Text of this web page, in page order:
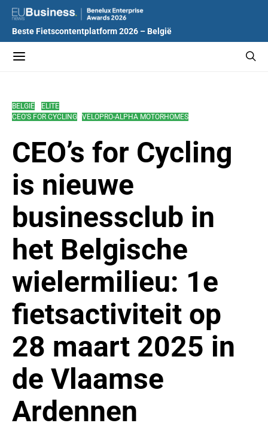
Beste Fietscontentplatform 2026 – België
BELGIË
ELITE
CEO'S FOR CYCLING VELOPRO-ALPHA MOTORHOMES
CEO’s for Cycling
is nieuwe
businessclub in
het Belgische
wielermilieu: 1e
fietsactiviteit op
28 maart 2025 in
de Vlaamse
Ardennen